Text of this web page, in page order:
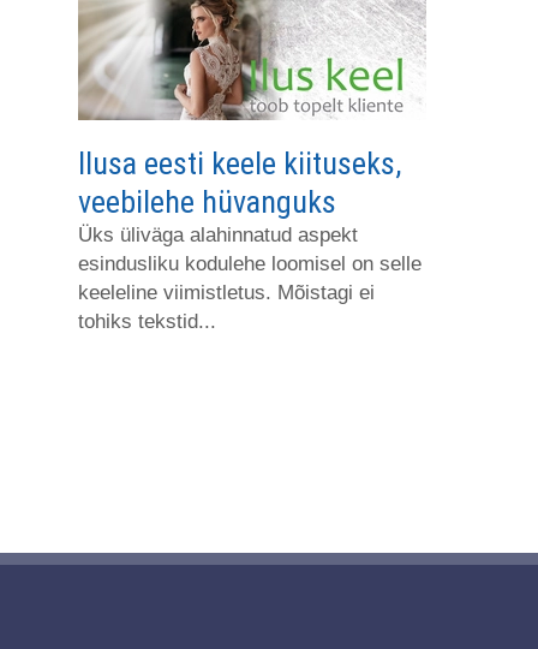
Ilusa eesti keele kiituseks,
veebilehe hüvanguks
Üks üliväga alahinnatud aspekt
esindusliku kodulehe loomisel on selle
keeleline viimistletus. Mõistagi ei
tohiks tekstid...